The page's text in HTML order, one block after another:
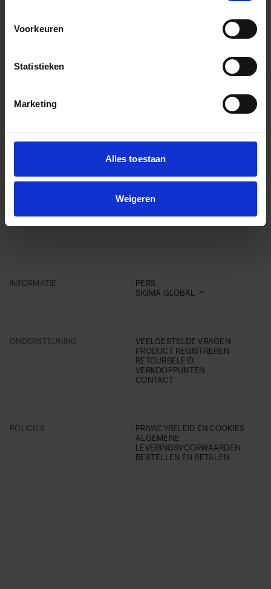
Voorkeuren
Statistieken
Marketing
Alles toestaan
Weigeren
IN WINKELWAGEN
INFORMATIE
PERS
SIGMA GLOBAL
ONDERSTEUNING
VEELGESTELDE VRAGEN
PRODUCT REGISTREREN
RETOURBELEID
VERKOOPPUNTEN
CONTACT
POLICIES
PRIVACYBELEID EN COOKIES
ALGEMENE
LEVERINGSVOORWAARDEN
BESTELLEN EN BETALEN